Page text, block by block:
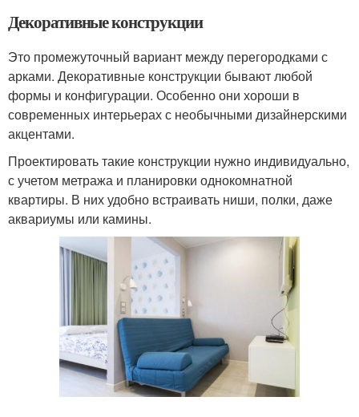
Декоративные конструкции
Это промежуточный вариант между перегородками с
арками. Декоративные конструкции бывают любой
формы и конфигурации. Особенно они хороши в
современных интерьерах с необычными дизайнерскими
акцентами.
Проектировать такие конструкции нужно индивидуально,
с учетом метража и планировки однокомнатной
квартиры. В них удобно встраивать ниши, полки, даже
аквариумы или камины.